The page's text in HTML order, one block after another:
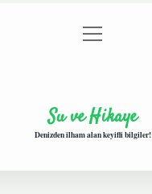
Gizlilik Politikası
menüyü
aç
Su ve Hikaye
Denizden ilham alan keyifli bilgiler!